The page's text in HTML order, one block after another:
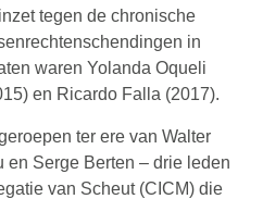
tegen de chronische
in
waren Yolanda Oqueli
en Ricardo Falla (2017).
ter ere van Walter
en Serge Berten – drie leden
van Scheut (CICM) die